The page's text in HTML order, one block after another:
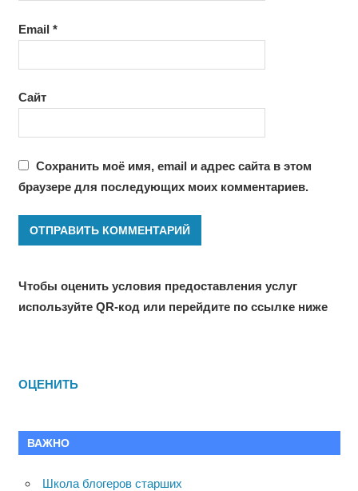
Email *
Сайт
Сохранить моё имя, email и адрес сайта в этом
браузере для последующих моих комментариев.
Чтобы оценить условия предоставления услуг
используйте QR-код или перейдите по ссылке ниже
ОЦЕНИТЬ
ВАЖНО
Школа блогеров старших